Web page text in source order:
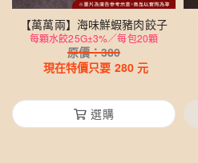
【萬萬兩】海味鮮蝦豬肉餃子
每顆水餃25G±3%／每包20顆
原價：380
現在特價只要 280 元
選購